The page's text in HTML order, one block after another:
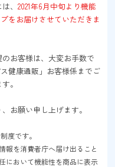
は、2021年6月中旬より機能
をお届けさせていただきま
お客様は、大変お手数で
ス健康通販」お客様係までご
。
お願い申し上げます。
度です。
報を消費者庁へ届け出ること
において機能性を商品に表示